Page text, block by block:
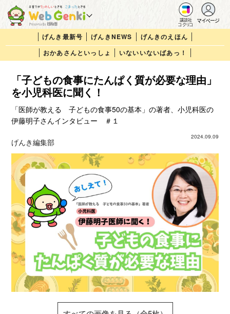
講談社
コクリコ
マイページ
げんき最新号 げんきNEWS
げんきのえほん
おかあさんといっしょ
いないいないばあっ！
「子どもの食事にたんぱく質が必要な理由」
を小児科医に聞く！
「医師が教える 子どもの食事50の基本」の著者、小児科医の
伊藤明子さんインタビュー ＃１
2024.09.09
げんき編集部